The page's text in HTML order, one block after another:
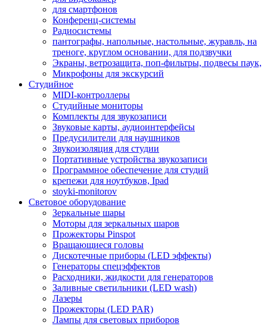
для смартфонов
Конференц-системы
Радиосистемы
пантографы, напольные, настольные, журавль, на
треноге, круглом основании, для подзвучки
Экраны, ветрозащита, поп-фильтры, подвесы паук,
Микрофоны для экскурсий
Студийное
MIDI-контроллеры
Студийные мониторы
Комплекты для звукозаписи
Звуковые карты, аудиоинтерфейсы
Предусилители для наушников
Звукоизоляция для студии
Портативные устройства звукозаписи
Программное обеспечение для студий
крепежи для ноутбуков, Ipad
stoyki-monitorov
Световое оборудование
Зеркальные шары
Моторы для зеркальных шаров
Прожекторы Pinspot
Вращающиеся головы
Дискотечные приборы (LED эффекты)
Генераторы спецэффектов
Расходники, жидкости для генераторов
Заливные светильники (LED wash)
Лазеры
Прожекторы (LED PAR)
Лампы для световых приборов